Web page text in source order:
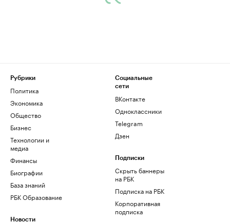
Рубрики
Политика
Экономика
Общество
Бизнес
Технологии и
медиа
Финансы
Биографии
База знаний
РБК Образование
Новости
Социальные
сети
ВКонтакте
Одноклассники
Telegram
Дзен
Подписки
Скрыть баннеры
на РБК
Подписка на РБК
Корпоративная
подписка